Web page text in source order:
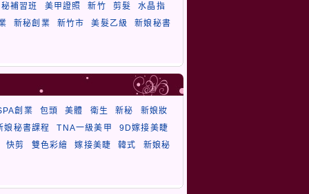
秘補習班
美甲證照 新竹 剪髮
水晶指
新秘創業 新竹市 美髮乙級 新娘秘書
創業 包頭 美體 衛生 新秘
新娘妝
娘秘書課程
TNA一級美甲
9D嫁接美睫
快剪
雙色彩繪 嫁接美睫 韓式 新娘秘